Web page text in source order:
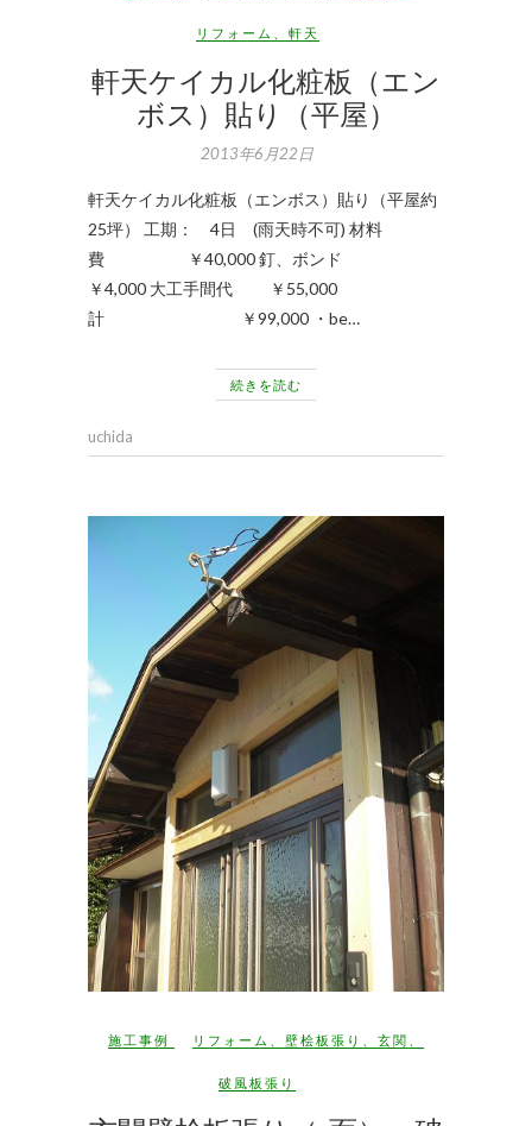
リフォーム 軒天
軒天ケイカル化粧板（エン
ボス）貼り（平屋）
2013年6月22日
軒天ケイカル化粧板（エンボス）貼り（平屋約
25坪） 工期： 4日 (雨天時不可) 材料
費 ￥40,000 釘、ボンド
￥4,000 大工手間代 ￥55,000
計 ￥99,000 ・be…
続きを読む
uchida
施工事例 リフォーム 壁桧板張り 玄関
破風板張り